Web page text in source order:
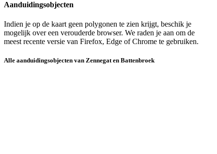
Aanduidingsobjecten
Indien je op de kaart geen polygonen te zien krijgt, beschik je
mogelijk over een verouderde browser. We raden je aan om de
meest recente versie van Firefox, Edge of Chrome te gebruiken.
Alle aanduidingsobjecten van Zennegat en Battenbroek